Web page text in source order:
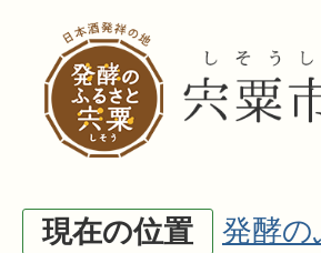
現在の位置 発酵